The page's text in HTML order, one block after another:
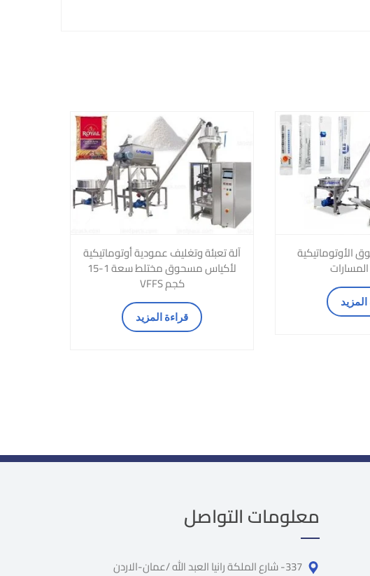
آلة تعبئة وتغليف عمودية أوتوماتيكية
لأكياس مسحوق مختلط سعة 1-15
كجم VFFS
قراءة المزيد
الأوتوماتيكية
معلومات التواصل
337- شارع الملكة رانيا العبد الله /عمان-الاردن